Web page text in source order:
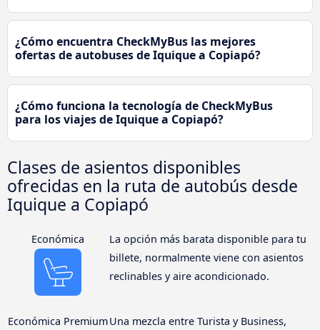
¿Cómo encuentra CheckMyBus las mejores
ofertas de autobuses de Iquique a Copiapó?
¿Cómo funciona la tecnología de CheckMyBus
para los viajes de Iquique a Copiapó?
Clases de asientos disponibles
ofrecidas en la ruta de autobús desde
Iquique a Copiapó
Económica
La opción más barata disponible para tu
billete, normalmente viene con asientos
reclinables y aire acondicionado.
Económica PremiumUna mezcla entre Turista y Business,